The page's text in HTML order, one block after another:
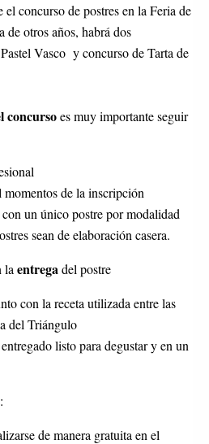
concurso de postres en la Feria de
de otros años, habrá dos
Vasco y concurso de Tarta de
concursoes muy importante seguir
momentos de la inscripción
un único postre por modalidad
sean de elaboración casera.
la entregadel postre
con la receta utilizada entre las
del Triángulo
listo para degustar y en un
:
de manera gratuita en el